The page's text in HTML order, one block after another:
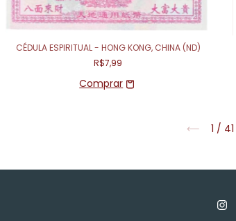
CÉDULA ESPIRITUAL - HONG KONG, CHINA (ND)
R$7,99
1 / 41